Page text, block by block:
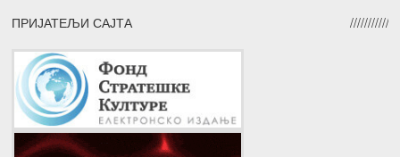
ПРИЈАТЕЉИ САЈТА